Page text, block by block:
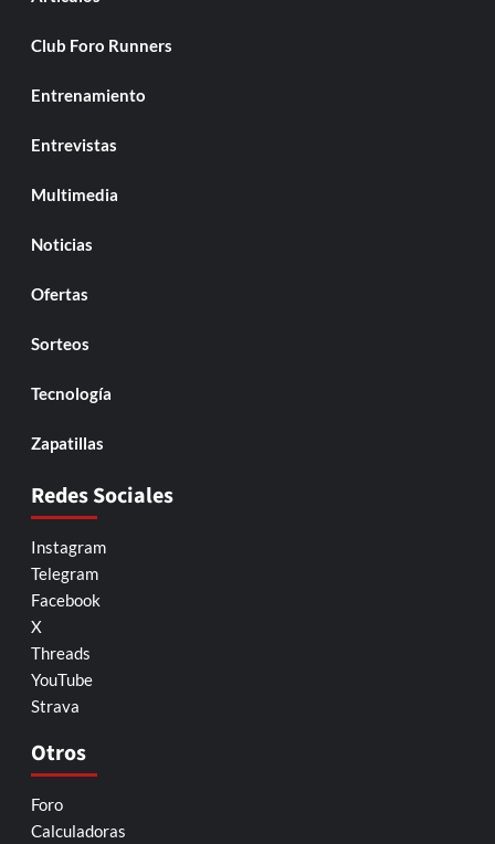
Club Foro Runners
Entrenamiento
Entrevistas
Multimedia
Noticias
Ofertas
Sorteos
Tecnología
Zapatillas
Redes Sociales
Instagram
Telegram
Facebook
X
Threads
YouTube
Strava
Otros
Foro
Calculadoras